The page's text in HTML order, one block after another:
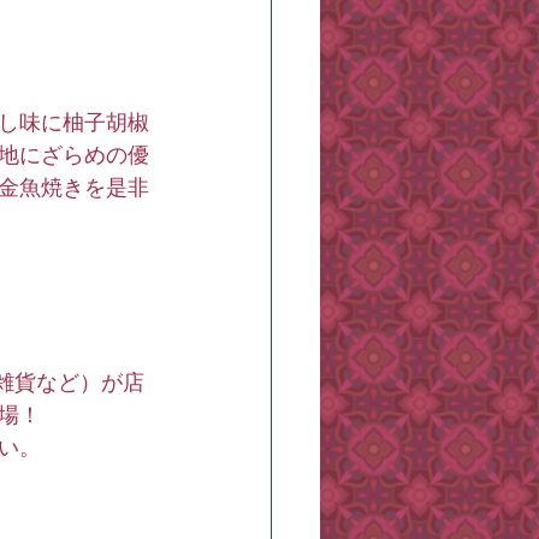
味に柚子胡椒
にざらめの優
魚焼きを是非
貨など）が店
！
。